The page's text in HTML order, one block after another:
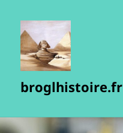
broglhistoire.fr